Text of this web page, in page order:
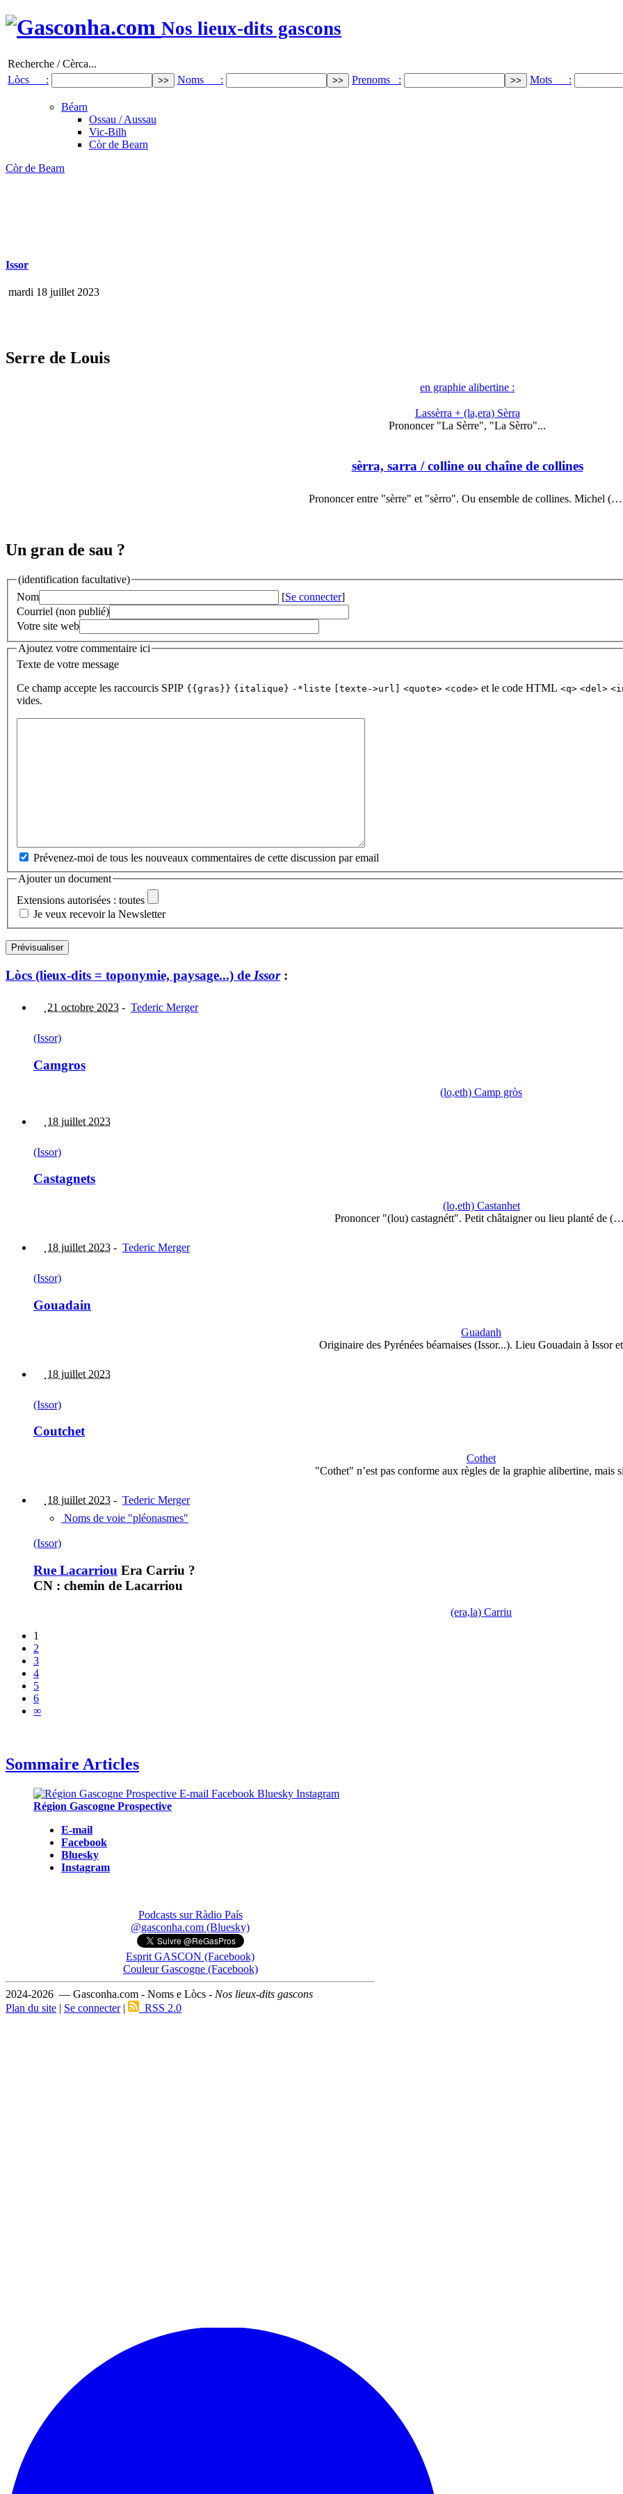
Nos lieux-dits gascons
Recherche / Cèrca...
Lòcs :
Noms : Prenoms : Mots :
Béarn
Ossau / Aussau
Vic-Bilh
Còr de Bearn
Còr de Bearn
Issor
mardi 18 juillet 2023
Serre de Louis
en graphie alibertine :
Lassèrra + (la,era) Sèrra
Prononcer "La Sèrre", "La Sèrro"...
sèrra, sarra / colline ou chaîne de collines
Prononcer entre "sèrre" et "sèrro". Ou ensemble de collines. Michel
Un gran de sau ?
(identification facultative)
Nom
[Se connecter]
Courriel (non publié)
Votre site web
Ajoutez votre commentaire ici
Texte de votre message
Ce champ accepte les raccourcis SPIP {{gras}} {italique} -*liste [texte->url] <quote> <code> et le code HTML <q> <del>
vides.
Prévenez-moi de tous les nouveaux commentaires de cette discussion par email
Ajouter un document
Extensions autorisées : toutes
Je veux recevoir la Newsletter
Lòcs (lieux-dits = toponymie, paysage...) de Issor:
21 octobre 2023 - Tederic Merger
(Issor)
Camgros
(lo,eth) Camp gròs
18 juillet 2023
(Issor)
Castagnets
(lo,eth) Castanhet
Prononcer "(lou) castagnétt". Petit châtaigner ou lieu planté de
18 juillet 2023 - Tederic Merger
(Issor)
Gouadain
Guadanh
Originaire des Pyrénées béarnaises (Issor...). Lieu Gouadain à Issor
18 juillet 2023
(Issor)
Coutchet
Cothet
"Cothet" n’est pas conforme aux règles de la graphie alibertine, mais
18 juillet 2023 - Tederic Merger
Noms de voie "pléonasmes"
(Issor)
Rue Lacarriou Era Carriu ?
CN : chemin de Lacarriou
(era,la) Carriu
1
2
3
4
5
6
∞
Sommaire Articles
Région Gascogne Prospective
E-mail
Facebook
Bluesky
Instagram
Podcasts sur Ràdio País
@gasconha.com (Bluesky)
Esprit GASCON (Facebook)
Couleur Gascogne (Facebook)
2024-2026 — Gasconha.com - Noms e Lòcs - Nos lieux-dits gascons
Plan du site | Se connecter| RSS 2.0